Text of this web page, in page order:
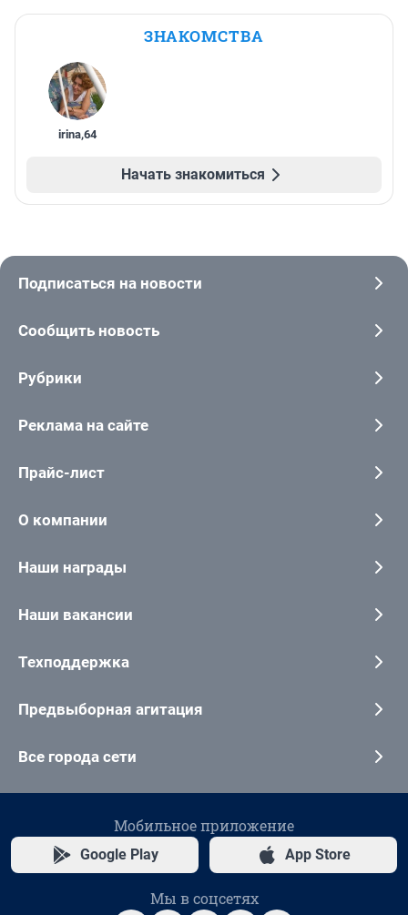
ЗНАКОМСТВА
irina,64
Начать знакомиться
Подписаться на новости
Сообщить новость
Рубрики
Реклама на сайте
Прайс-лист
О компании
Наши награды
Наши вакансии
Техподдержка
Предвыборная агитация
Все города сети
Мобильное приложение
Google Play App Store
Мы в соцсетях